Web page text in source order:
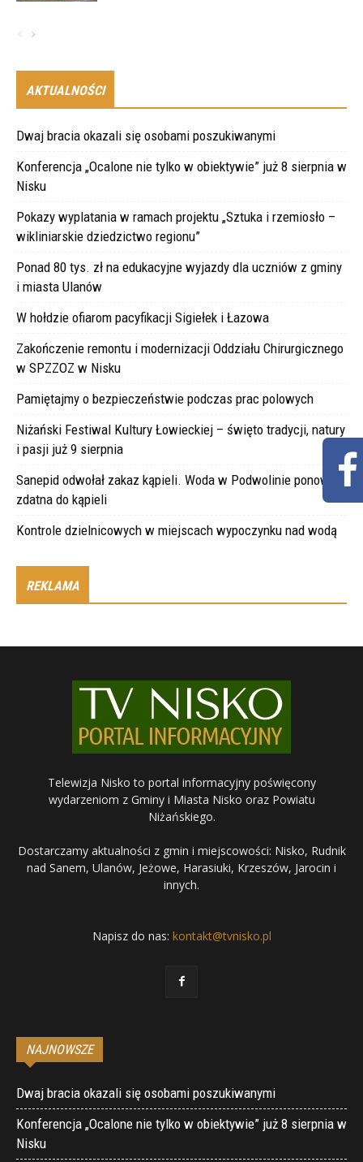
AKTUALNOŚCI
Dwaj bracia okazali się osobami poszukiwanymi
Konferencja „Ocalone nie tylko w obiektywie” już 8 sierpnia w
Nisku
Pokazy wyplatania w ramach projektu „Sztuka i rzemiosło –
wikliniarskie dziedzictwo regionu”
Ponad 80 tys. zł na edukacyjne wyjazdy dla uczniów z gminy
i miasta Ulanów
W hołdzie ofiarom pacyfikacji Sigiełek i Łazowa
Zakończenie remontu i modernizacji Oddziału Chirurgicznego
w SPZZOZ w Nisku
Pamiętajmy o bezpieczeństwie podczas prac polowych
Niżański Festiwal Kultury Łowieckiej – święto tradycji, natury
i pasji już 9 sierpnia
Sanepid odwołał zakaz kąpieli. Woda w Podwolinie ponownie
zdatna do kąpieli
Kontrole dzielnicowych w miejscach wypoczynku nad wodą
REKLAMA
Telewizja Nisko to portal informacyjny poświęcony
wydarzeniom z Gminy i Miasta Nisko oraz Powiatu
Niżańskiego.
Dostarczamy aktualności z gmin i miejscowości: Nisko, Rudnik
nad Sanem, Ulanów, Jeżowe, Harasiuki, Krzeszów, Jarocin i
innych.
Napisz do nas: kontakt@tvnisko.pl
NAJNOWSZE
Dwaj bracia okazali się osobami poszukiwanymi
Konferencja „Ocalone nie tylko w obiektywie” już 8 sierpnia w
Nisku